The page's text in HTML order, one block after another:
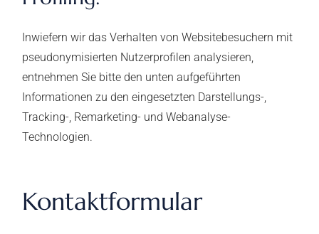
Inwiefern wir das Verhalten von Websitebesuchern mit
pseudonymisierten Nutzerprofilen analysieren,
entnehmen Sie bitte den unten aufgeführten
Informationen zu den eingesetzten Darstellungs-,
Tracking-, Remarketing- und Webanalyse-
Technologien.
Kontaktformular